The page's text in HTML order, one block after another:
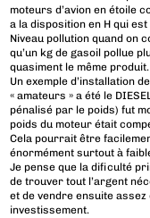
moteurs d’avion en étoile
a la disposition en H qui
Niveau pollution quand on
qu’un kg de gasoil pollue
quasiment le même produit.
Un exemple d’installation
« amateurs » a été le
pénalisé par le poids) fut
poids du moteur était
Cela pourrait être
énormément surtout à
Je pense que la dificulté
de trouver tout l’argent
et de vendre ensuite
investissement.